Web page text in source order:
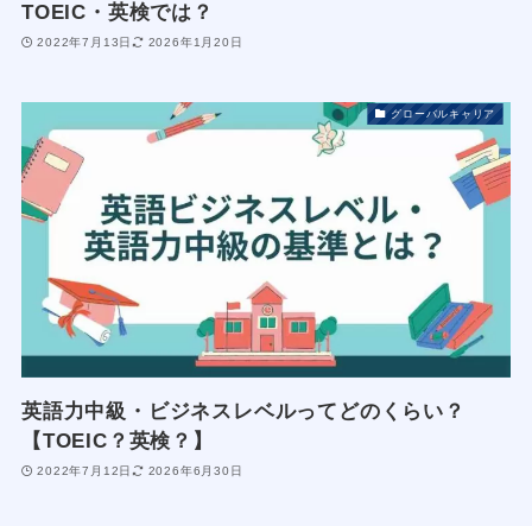
TOEIC・英検では？
2022年7月13日 2026年1月20日
グローバルキャリア
英語力中級・ビジネスレベルってどのくらい？
【TOEIC？英検？】
2022年7月12日 2026年6月30日